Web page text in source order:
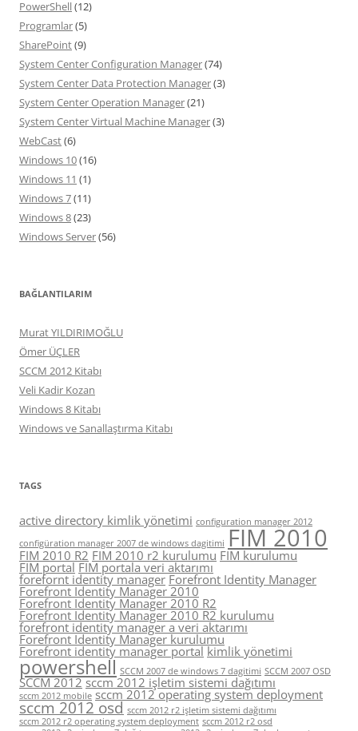
PowerShell(12)
Programlar(5)
SharePoint(9)
System Center Configuration Manager(74)
System Center Data Protection Manager(3)
System Center Operation Manager(21)
System Center Virtual Machine Manager(3)
WebCast(6)
Windows 10(16)
Windows 11 (1)
Windows 7(11)
Windows 8(23)
Windows Server(56)
BAĞLANTILARIM
Murat YILDIRIMOĞLU
Ömer ÜÇLER
SCCM 2012 Kitabı
Veli Kadir Kozan
Windows 8 Kitabı
Windows ve Sanallaştırma Kitabı
TAGS
active directory kimlik yönetimi configuration manager 2012
configüration manager 2007 de windows dagitimi FIM 2010
FIM 2010 R2 FIM 2010 r2 kurulumu FIM kurulumu
FIM portal FIM portala veri aktarımı
forefornt identity manager Forefront Identity Manager
Forefront Identity Manager 2010
Forefront Identity Manager 2010 R2
Forefront Identity Manager 2010 R2 kurulumu
forefront identity manager a veri aktarımı
Forefront Identity Manager kurulumu
Forefront identity manager portal kimlik yönetimi
powershell SCCM 2007 de windows 7 dagitimi SCCM 2007 OSD
SCCM 2012 sccm 2012 işletim sistemi dağıtımı
sccm 2012 mobile sccm 2012 operating system deployment
sccm 2012 osd sccm 2012 r2 işletim sistemi dağıtımı
sccm 2012 r2 operating system deployment sccm 2012 r2 osd